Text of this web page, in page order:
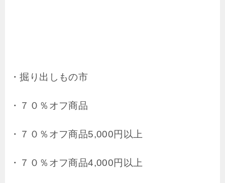
・掘り出しもの市
・７０％オフ商品
・７０％オフ商品5,000円以上
・７０％オフ商品4,000円以上